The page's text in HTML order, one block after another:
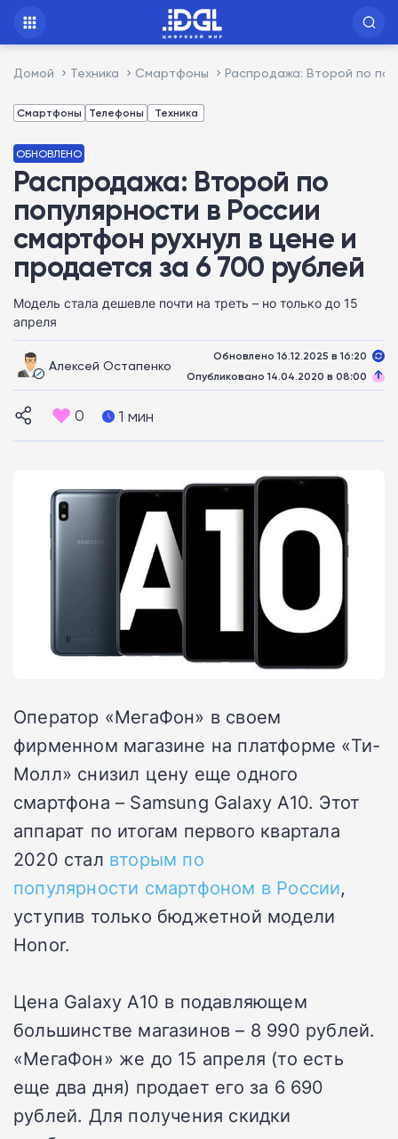
Домой Техника Смартфоны Распродажа: Второй по
Смартфоны Телефоны Техника
ОБНОВЛЕНО
Распродажа: Второй по
популярности в России
смартфон рухнул в цене и
продается за 6 700 рублей
Модель стала дешевле почти на треть – но только до 15
апреля
Алексей Остапенко
Обновлено 16.12.2025 в 16:20
Опубликовано 14.04.2020 в 08:00
0 1 мин
Оператор «МегаФон» в своем
фирменном магазине на платформе «Ти-
Молл» снизил цену еще одного
смартфона – Samsung Galaxy A10. Этот
аппарат по итогам первого квартала
2020 стал вторым по
популярности смартфоном в России,
уступив только бюджетной модели
Honor.
Цена Galaxy A10 в подавляющем
большинстве магазинов – 8 990 рублей.
«МегаФон» же до 15 апреля (то есть
еще два дня) продает его за 6 690
рублей. Для получения скидки